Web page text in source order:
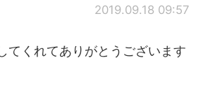
2019.09.18 09:57
てくれてありがとうございます